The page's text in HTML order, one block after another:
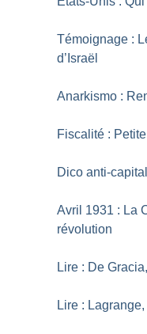
Témoignage :
d’Israël
Anarkismo :
Fiscalité :
Dico anti-
Avril 1931 : La
révolution
Lire : De
Lire : Lagrange,